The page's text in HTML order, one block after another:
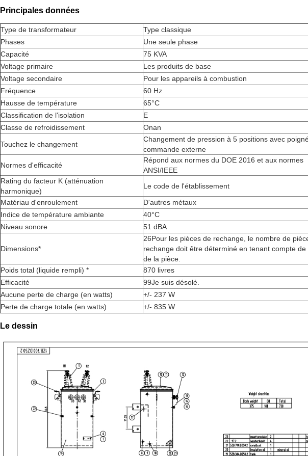
Principales données
Type de transformateur
Type classique
Phases
Une seule phase
Capacité
75 KVA
Voltage primaire
Les produits de base
Voltage secondaire
Pour les appareils à combustion
Fréquence
60 Hz
Hausse de température
65°C
Classification de l'isolation
E
Classe de refroidissement
Onan
Touchez le changement
Changement de pression à 5 positions avec
commande externe
Normes d'efficacité
Répond aux normes du DOE 2016 et aux normes
ANSI/IEEE
Rating du facteur K (atténuation
harmonique)
Le code de l'établissement
Matériau d'enroulement
D'autres métaux
Indice de température ambiante
40°C
Niveau sonore
51 dBA
Dimensions*
26Pour les pièces de rechange, le nombre de
rechange doit être déterminé en tenant compte de
de la pièce.
Poids total (liquide rempli) *
870 livres
Efficacité
99Je suis désolé.
Aucune perte de charge (en watts)
+/- 237 W
Perte de charge totale (en watts)
+/- 835 W
Le dessin